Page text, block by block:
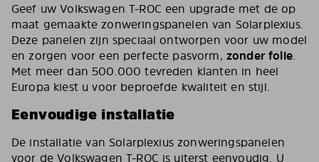
Geef uw Volkswagen T-ROC een upgrade met de op
maat gemaakte zonweringspanelen van Solarplexius.
Deze panelen zijn speciaal ontworpen voor uw model
en zorgen voor een perfecte pasvorm, zonder folie.
Met meer dan 500.000 tevreden klanten in heel
Europa kiest u voor beproefde kwaliteit en stijl.
Eenvoudige installatie
De installatie van Solarplexius zonweringspanelen
voor de Volkswagen T-ROC is uiterst eenvoudig. U